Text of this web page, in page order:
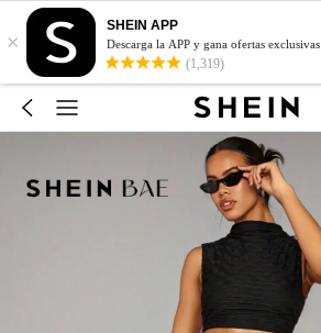
×
SHEIN APP
Descarga la APP y gana ofertas exclusivas
(1,319)